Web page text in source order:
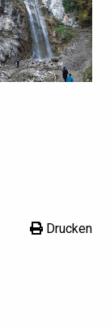
Drucken